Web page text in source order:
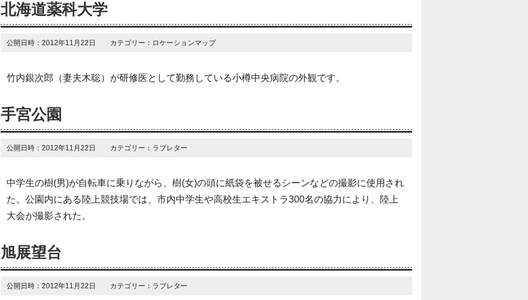
北海道薬科大学
公開日時：2012年11月22日 カテゴリー：ロケーションマップ
竹内銀次郎（妻夫木聡）が研修医として勤務している小樽中央病院の外観です。
手宮公園
公開日時：2012年11月22日 カテゴリー：ラブレター
中学生の樹(男)が自転車に乗りながら、樹(女)の頭に紙袋を被せるシーンなどの撮影に使用され
た。公園内にある陸上競技場では、市内中学生や高校生エキストラ300名の協力により、陸上
大会が撮影された。
旭展望台
公開日時：2012年11月22日 カテゴリー：ラブレター